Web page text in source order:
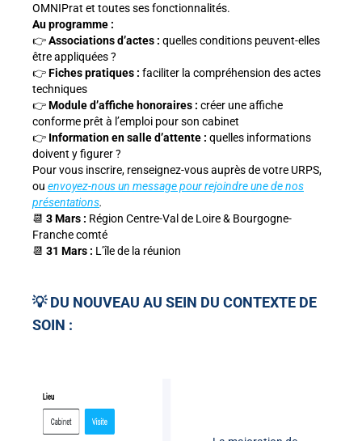
OMNIPrat et toutes ses fonctionnalités.
Au programme :
👉Associations d’actes : quelles conditions peuvent-elles
être appliquées ?
👉Fiches pratiques : faciliter la compréhension des actes
techniques
👉Module d’affiche honoraires : créer une affiche
conforme prêt à l’emploi pour son cabinet
👉 Information en salle d’attente : quelles informations
doivent y figurer ?
Pour vous inscrire, renseignez-vous auprès de votre URPS,
ou envoyez-nous un message pour rejoindre une de nos
présentations.
📆 3 Mars : Région Centre-Val de Loire & Bourgogne-
Franche comté
📆 31 Mars : L’île de la réunion
💡 DU NOUVEAU AU SEIN DU CONTEXTE DE
SOIN :